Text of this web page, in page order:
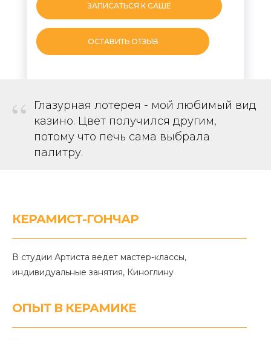
ЗАПИСАТЬСЯ К САШЕ
ОСТАВИТЬ ОТЗЫВ
“
Глазурная лотерея - мой любимый вид
казино. Цвет получился другим,
потому что печь сама выбрала
палитру.
КЕРАМИСТ-ГОНЧАР
В студии Артиста ведет мастер-классы,
индивидуальные занятия, Киноглину
ОПЫТ В КЕРАМИКЕ